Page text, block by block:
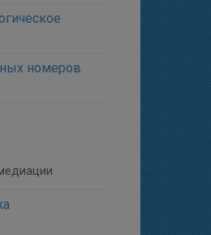
номеров